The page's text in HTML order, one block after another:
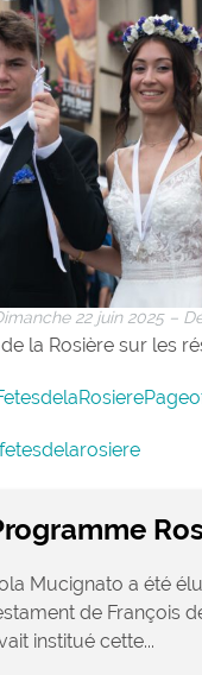
22 juin 2025 –
la Rosière sur les
Mucignato a été
de François
institué cette...